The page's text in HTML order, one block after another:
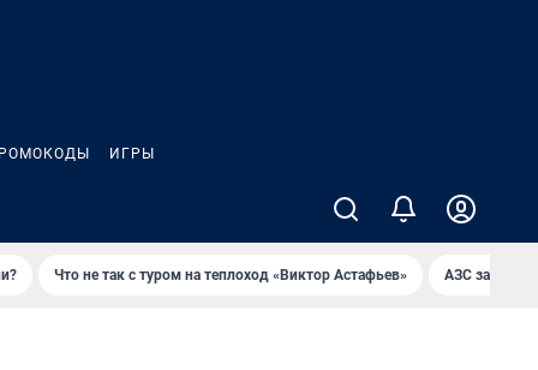
ИГРЫ
Что не так с туром на теплоход «Виктор Астафьев» AЗС